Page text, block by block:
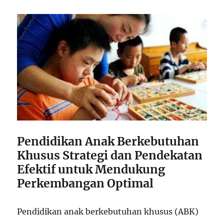
Pendidikan Anak Berkebutuhan
Khusus Strategi dan Pendekatan
Efektif untuk Mendukung
Perkembangan Optimal
Pendidikan anak berkebutuhan khusus (ABK)